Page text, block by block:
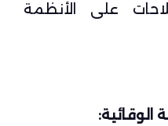
على الأنظمة